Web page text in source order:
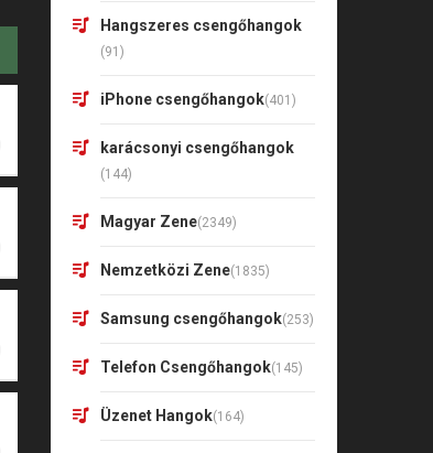
Hangszeres csengőhangok
(91)
iPhone csengőhangok(401)
karácsonyi csengőhangok
(144)
Magyar Zene(2349)
Nemzetközi Zene(1835)
Samsung csengőhangok(253)
Telefon Csengőhangok(145)
Üzenet Hangok(164)